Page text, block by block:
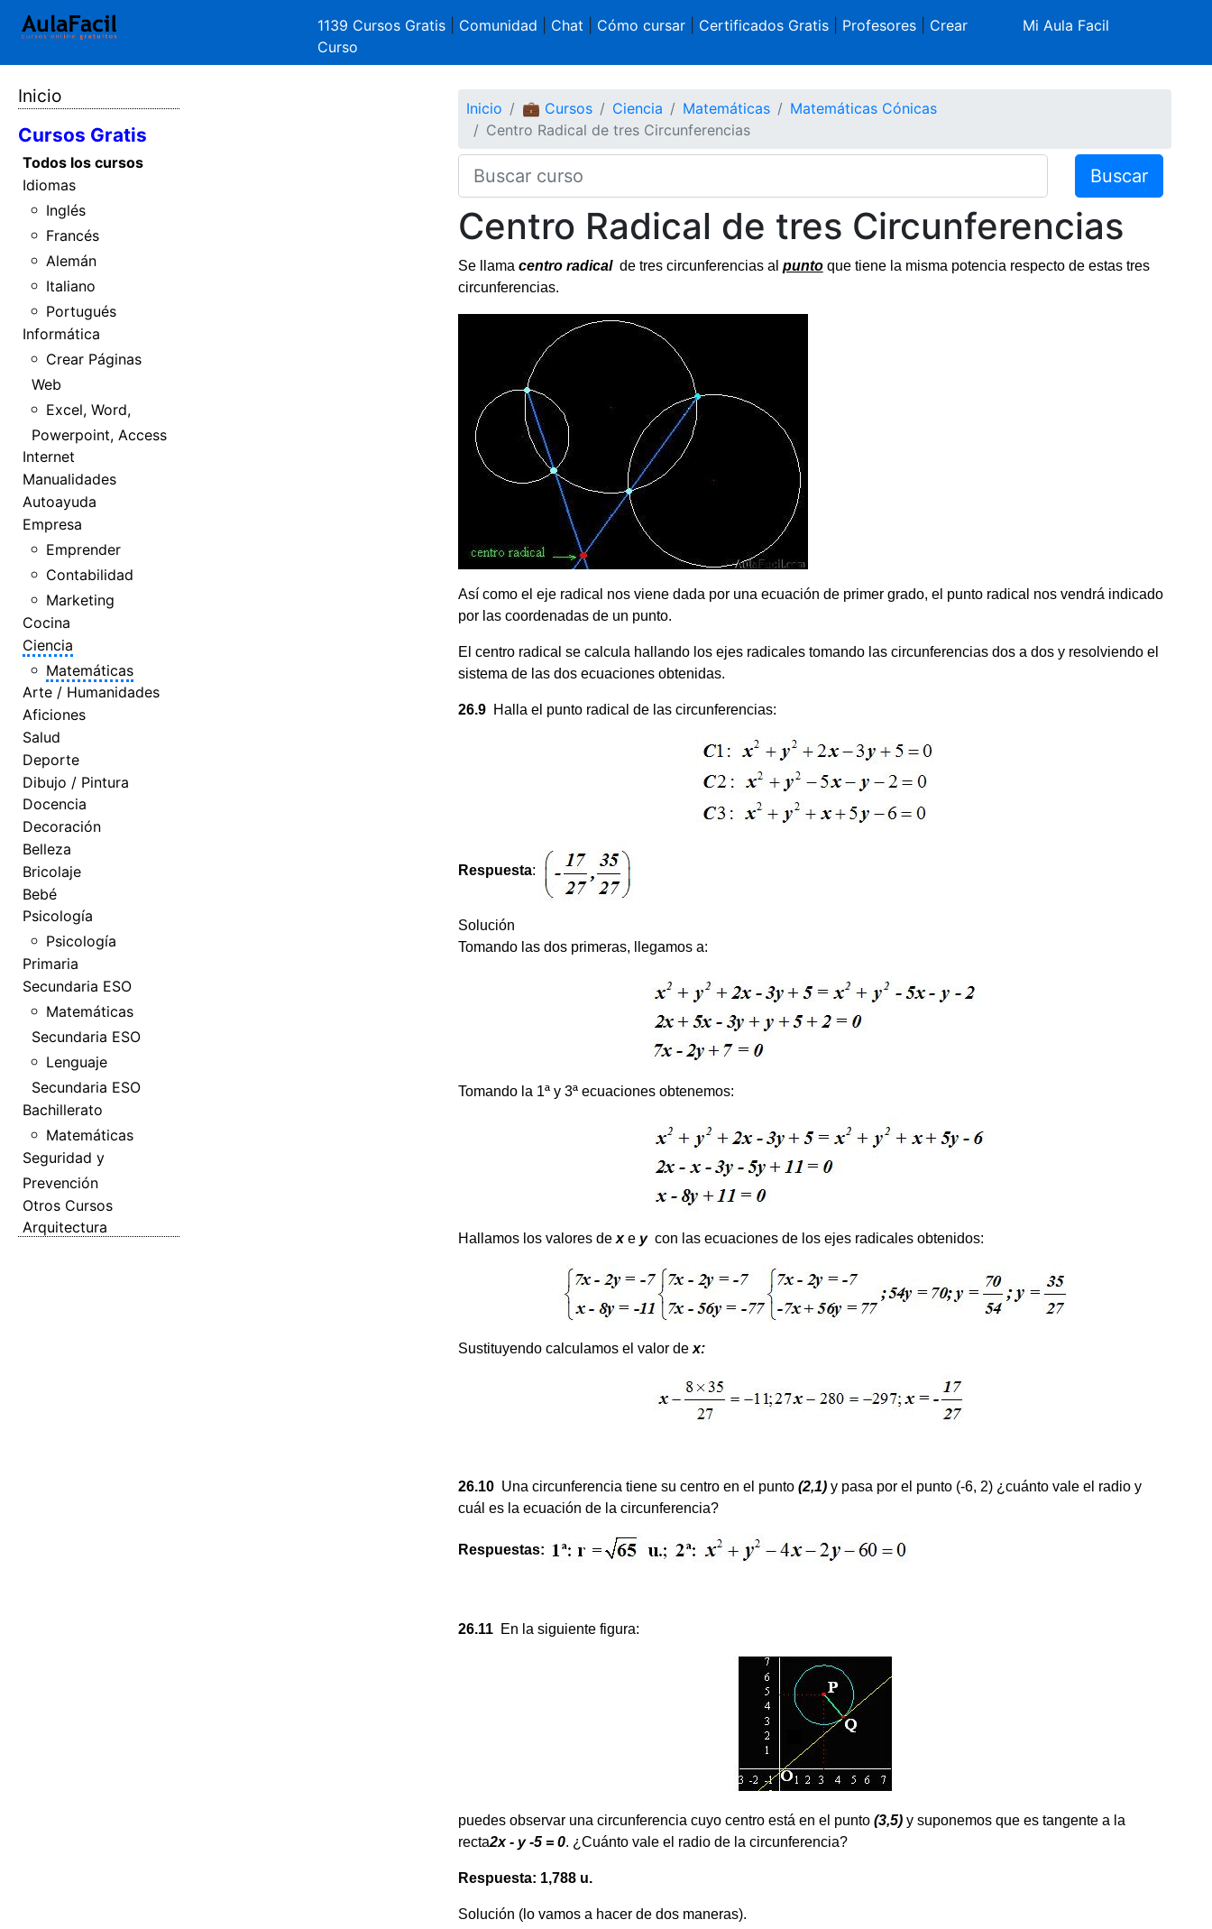
1139 Cursos Gratis Comunidad Chat Cómo cursar| Certificados Gratis| Profesores| Crear
Curso
Mi Aula Facil
Inicio
Cursos Gratis
Todos los cursos
Idiomas
Inglés
Francés
Alemán
Italiano
Portugués
Informática
Crear Páginas
Web
Excel, Word,
Powerpoint, Access
Internet
Manualidades
Autoayuda
Empresa
Emprender
Contabilidad
Marketing
Cocina
Ciencia
Matemáticas
Arte / Humanidades
Aficiones
Salud
Deporte
Dibujo / Pintura
Docencia
Decoración
Belleza
Bricolaje
Bebé
Psicología
Psicología
Primaria
Secundaria ESO
Matemáticas
Secundaria ESO
Lenguaje
Secundaria ESO
Bachillerato
Matemáticas
Seguridad y
Prevención
Otros Cursos
Arquitectura
Inicio 💼 Cursos Ciencia Matemáticas
Matemáticas Cónicas
Centro Radical de tres Circunferencias
Buscar
Centro Radical de tres Circunferencias
Se llama centro radical de tres circunferencias al puntoque tiene la misma potencia respecto de estas tres
circunferencias.
Así como el eje radical nos viene dada por una ecuación de primer grado, el punto radical nos vendrá indicado
por las coordenadas de un punto.
El centro radical se calcula hallando los ejes radicales tomando las circunferencias dos a dos y resolviendo el
sistema de las dos ecuaciones obtenidas.
26.9Halla el punto radical de las circunferencias:
Respuesta:
Solución
Tomando las dos primeras, llegamos a:
Tomando la 1ª y 3ª ecuaciones obtenemos:
Hallamos los valores de xey con las ecuaciones de los ejes radicales obtenidos:
Sustituyendo calculamos el valor de x:
26.10Una circunferencia tiene su centro en el punto (2,1)y pasa por el punto (-6, 2) ¿cuánto vale el radio y
cuál es la ecuación de la circunferencia?
Respuestas:
26.11En la siguiente figura:
puedes observar una circunferencia cuyo centro está en el punto (3,5)y suponemos que es tangente a la
recta2x- y -5 = 0. ¿Cuánto vale el radio de la circunferencia?
Respuesta: 1,788 u.
Solución (lo vamos a hacer de dos maneras).